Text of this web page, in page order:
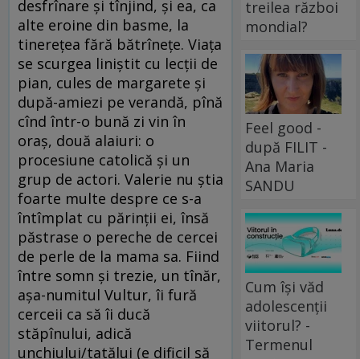
desfrînare şi tînjind, şi ea, ca
alte eroine din basme, la
tinereţea fără bătrîneţe. Viaţa
se scurgea liniştit cu lecţii de
pian, cules de margarete şi
după-amiezi pe verandă, pînă
cînd într-o bună zi vin în
oraş, două alaiuri: o
procesiune catolică şi un
grup de actori. Valerie nu ştia
foarte multe despre ce s-a
întîmplat cu părinţii ei, însă
păstrase o pereche de cercei
de perle de la mama sa. Fiind
între somn şi trezie, un tînăr,
aşa-numitul Vultur, îi fură
cerceii ca să îi ducă
stăpînului, adică
unchiului/tatălui (e dificil să
treilea război
mondial?
Feel good -
după FILIT -
Ana Maria
SANDU
Cum își văd
adolescenții
viitorul? -
Termenul